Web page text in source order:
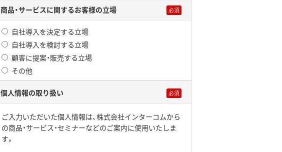
商品・サービスに関するお客様の立場
自社導入を決定する立場
自社導入を検討する立場
顧客に提案・販売する立場
その他
個人情報の取り扱い
ご入力いただいた個人情報は、株式会社インターコムから
の商品・サービス・セミナーなどのご案内に使用いたしま
す。